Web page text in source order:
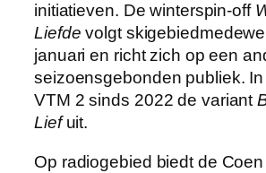
initiatieven. De winterspin-off
Liefde volgt
januari en richt zich op een
seizoensgebonden publiek.
VTM 2 sinds 2022 de variant
Liefuit.
Op radiogebied biedt de